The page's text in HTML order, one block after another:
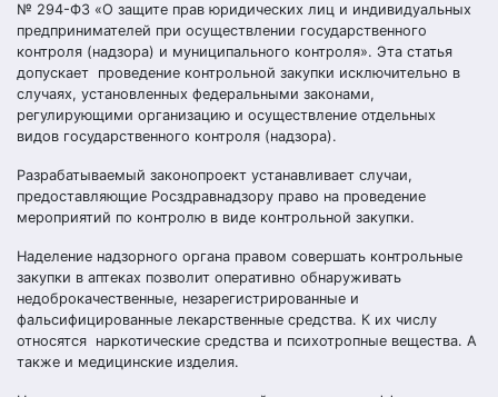
№ 294-ФЗ «О защите прав юридических лиц и индивидуальных
предпринимателей при осуществлении государственного
контроля (надзора) и муниципального контроля». Эта статья
допускает проведение контрольной закупки исключительно в
случаях, установленных федеральными законами,
регулирующими организацию и осуществление отдельных
видов государственного контроля (надзора).
Разрабатываемый законопроект устанавливает случаи,
предоставляющие Росздравнадзору право на проведение
мероприятий по контролю в виде контрольной закупки.
Наделение надзорного органа правом совершать контрольные
закупки в аптеках позволит оперативно обнаруживать
недоброкачественные, незарегистрированные и
фальсифицированные лекарственные средства. К их числу
относятся наркотические средства и психотропные вещества. А
также и медицинские изделия.